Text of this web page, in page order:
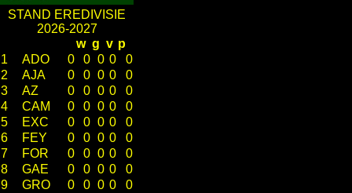
STAND EREDIVISIE
2026-2027
w g v p
1
ADO 0 0 0 0
0
2
AJA 0 0 0 0
0
3
AZ 0 0 0 0
0
4
CAM 0 0 0 0
0
5
EXC 0 0 0 0
0
6
FEY 0 0 0 0
0
7
FOR 0 0 0 0
0
8
GAE 0 0 0 0
0
9
GRO 0 0 0 0
0